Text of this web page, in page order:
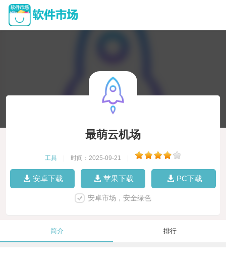
最萌云机场
工具 时间：2025-09-21
安卓下载 苹果下载 PC下载
安卓市场，安全绿色
简介 排行